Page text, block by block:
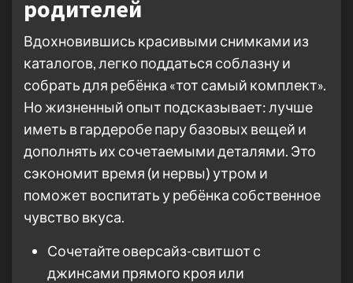
родителей
Вдохновившись красивыми снимками из
каталогов, легко поддаться соблазну и
собрать для ребёнка «тот самый комплект».
Но жизненный опыт подсказывает: лучше
иметь в гардеробе пару базовых вещей и
дополнять их сочетаемыми деталями. Это
сэкономит время (и нервы) утром и
поможет воспитать у ребёнка собственное
чувство вкуса.
Сочетайте оверсайз-свитшот с
джинсами прямого кроя или